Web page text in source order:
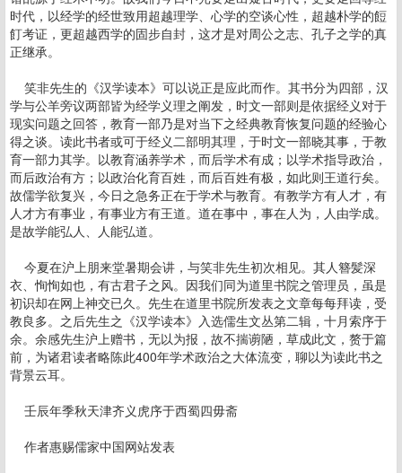
时代，以经学的经世致用超越理学、心学的空谈心性，超越朴学的餖
飣考证，更超越西学的固步自封，这才是对周公之志、孔子之学的真
正继承。
笑非先生的《汉学读本》可以说正是应此而作。其书分为四部，汉
学与公羊旁议两部皆为经学义理之阐发，时文一部则是依据经义对于
现实问题之回答，教育一部乃是对当下之经典教育恢复问题的经验心
得之谈。读此书者或可于经义二部明其理，于时文一部晓其事，于教
育一部力其学。以教育涵养学术，而后学术有成；以学术指导政治，
而后政治有方；以政治化育百姓，而后百姓有极，如此则王道行矣。
故儒学欲复兴，今日之急务正在于学术与教育。有教学方有人才，有
人才方有事业，有事业方有王道。道在事中，事在人为，人由学成。
是故学能弘人、人能弘道。
今夏在沪上朋来堂暑期会讲，与笑非先生初次相见。其人簪髪深
衣、恂恂如也，有古君子之风。因我们同为道里书院之管理员，虽是
初识却在网上神交已久。先生在道里书院所发表之文章每每拜读，受
教良多。之后先生之《汉学读本》入选儒生文丛第二辑，十月索序于
余。余感先生沪上赠书，无以为报，故不揣谫陋，草成此文，赘于篇
前，为诸君读者略陈此400年学术政治之大体流变，聊以为读此书之
背景云耳。
壬辰年季秋天津齐义虎序于西蜀四毋斋
作者惠赐儒家中国网站发表